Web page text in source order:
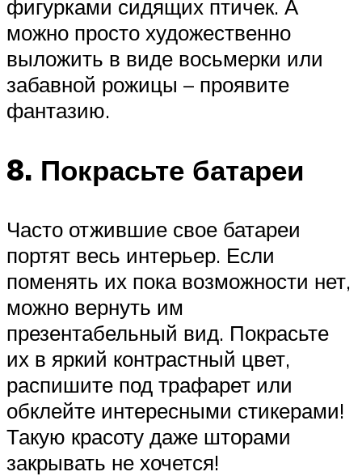
фигурками сидящих птичек. А
можно просто художественно
выложить в виде восьмерки или
забавной рожицы – проявите
фантазию.
8. Покрасьте батареи
Часто отжившие свое батареи
портят весь интерьер. Если
поменять их пока возможности нет,
можно вернуть им
презентабельный вид. Покрасьте
их в яркий контрастный цвет,
распишите под трафарет или
обклейте интересными стикерами!
Такую красоту даже шторами
закрывать не хочется!